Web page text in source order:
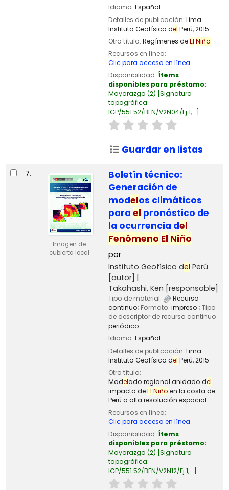
Idioma: Español
Detalles de publicación: Lima:
Instituto Geofísico del Perú,2015-
Otro título: Regímenes deEl Niño
Recursos en línea:
Clic para acceso en línea
Disponibilidad: Ítems
disponibles para préstamo:
Mayorazgo (2) Signatura
topográfica:
IGP/551.52/BEN/V2N04/Ej.1, .. .
Guardar en listas
7.
Imagen de
cubierta local
Boletín técnico:
Generación de
modelos climáticos
para el pronóstico de
la ocurrencia del
Fenómeno El Niño
por
Instituto Geofísico del Perú
[autor]
Takahashi, Ken [responsable]
Tipo de material:
Recurso
continuo; Formato: impreso ; Tipo
de descriptor de recurso continuo:
periódico
Idioma: Español
Detalles de publicación: Lima:
Instituto Geofísico del Perú,2015-
Otro título:
Modelado regional anidado del
impacto deEl Niño en la costa de
Perú a alta resolución espacial
Recursos en línea:
Clic para acceso en línea
Disponibilidad: Ítems
disponibles para préstamo:
Mayorazgo (2) Signatura
topográfica:
IGP/551.52/BEN/V2N12/Ej.1, .. .